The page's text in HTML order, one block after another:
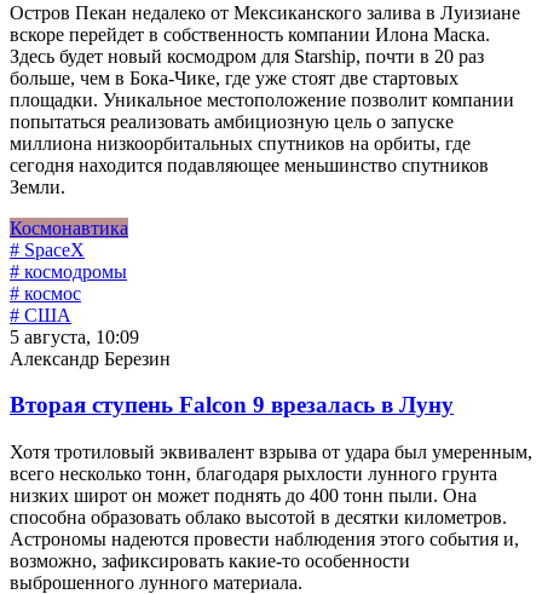
Остров Пекан недалеко от Мексиканского залива в Луизиане
вскоре перейдет в собственность компании Илона Маска.
Здесь будет новый космодром для Starship, почти в 20 раз
больше, чем в Бока-Чике, где уже стоят две стартовых
площадки. Уникальное местоположение позволит компании
попытаться реализовать амбициозную цель о запуске
миллиона низкоорбитальных спутников на орбиты, где
сегодня находится подавляющее меньшинство спутников
Земли.
Космонавтика
# SpaceX
# космодромы
# космос
# США
5 августа, 10:09
Александр Березин
Вторая ступень Falcon 9 врезалась в Луну
Хотя тротиловый эквивалент взрыва от удара был умеренным,
всего несколько тонн, благодаря рыхлости лунного грунта
низких широт он может поднять до 400 тонн пыли. Она
способна образовать облако высотой в десятки километров.
Астрономы надеются провести наблюдения этого события и,
возможно, зафиксировать какие-то особенности
выброшенного лунного материала.